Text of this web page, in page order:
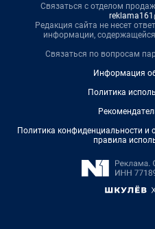
Связаться с отделом
Редакция сайта не несет
информации,
Связаться по вопросам
Информация
Политика
Политика конфиденциальности и
правила